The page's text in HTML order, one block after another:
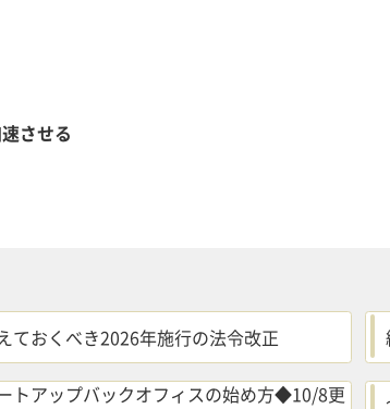
させる
ておくべき2026年施行の法令改正
トアップバックオフィスの始め方◆10/8更